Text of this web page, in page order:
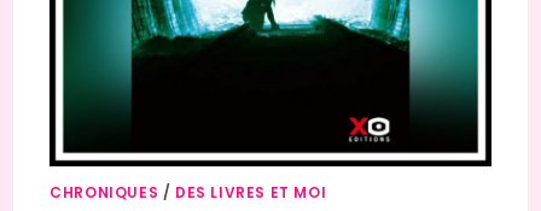
CHRONIQUES / DES LIVRES ET MOI